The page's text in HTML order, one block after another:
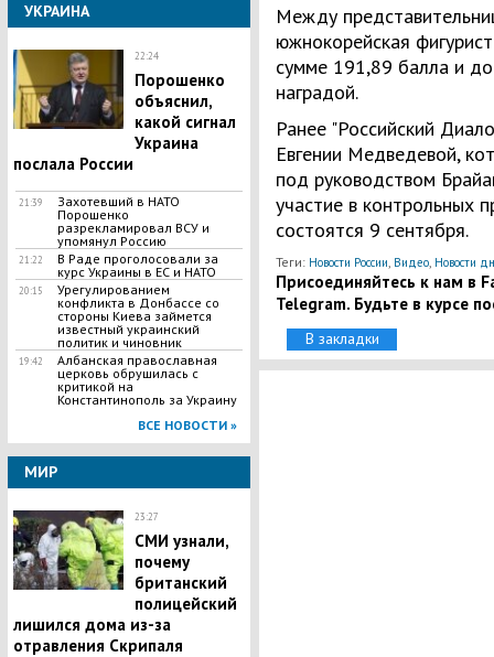
УКРАИНА
22:24
Порошенко
объяснил,
какой сигнал
Украина
послала России
21:39
Захотевший в НАТО
Порошенко
разрекламировал ВСУ и
упомянул Россию
21:22
В Раде проголосовали за
курс Украины в ЕС и НАТО
20:15
Урегулированием
конфликта в Донбассе со
стороны Киева займется
известный украинский
политик и чиновник
19:42
Албанская православная
церковь обрушилась с
критикой на
Константинополь за Украину
ВСЕ НОВОСТИ »
МИР
23:27
СМИ узнали,
почему
британский
полицейский
лишился дома из-за
отравления Скрипаля
Между
южнокорейская
сумме 191,89 балла и
наградой.
Ранее "Российский
Евгении Медведевой,
под руководством
участие в контрольных
состоятся 9 сентября.
Теги: Новости России, Видео, Новости
Присоединяйтесь к нам в
Telegram. Будьте в курсе
В закладки